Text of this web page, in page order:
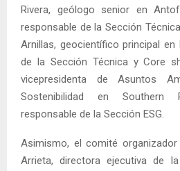
Rivera, geólogo senior en
responsable de la Sección
Arnillas, geocientífico principal
de la Sección Técnica y Core
vicepresidenta de Asuntos
Sostenibilidad en Southern
responsable de la Sección ESG.
Asimismo, el comité
Arrieta, directora ejecutiva de